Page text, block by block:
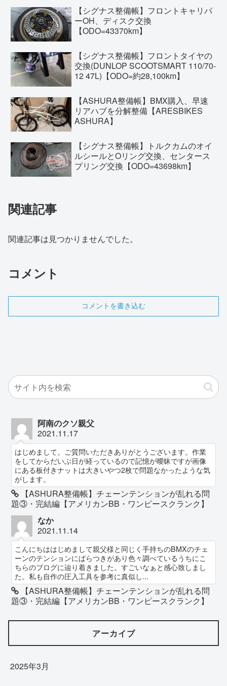
【シグナス整備帳】フロントキャリパ
ーOH、ディスク交換
【ODO=43370km】
【シグナス整備帳】フロントタイヤの
交換(DUNLOP SCOOTSMART 110/70-
12 47L)【ODO=約28,100km】
【ASHURA整備帳】BMX購入、早速
リアハブを分解整備【ARESBIKES
ASHURA】
【シグナス整備帳】トルクカムのオイ
ルシールとOリング交換、センタース
プリング交換【ODO=43698km】
関連記事
関連記事は見つかりませんでした。
コメント
コメントを書き込む
阿南のクソ親父
2021.11.17
はじめまして。ご質問いただきありがとうございます。作業
をしてからだいぶ日が経っているので記憶が曖昧ですが画像
にある板付きナットは大きいやつ2枚で問題なかったような気
がします。
【ASHURA整備帳】チェーンテンションが乱れる問
題③・完結編【アメリカンBB・ワンピースクランク】
なか
2021.11.14
こんにちははじめまして親父様と同じく手持ちのBMXのチェ
ーンのテンションにばらつきがあり色々調べているうちにこ
ちらのブログに辿り着きました。すごいなぁと感心致しまし
た。私も自作の圧入工具を参考に真似し...
【ASHURA整備帳】チェーンテンションが乱れる問
題③・完結編【アメリカンBB・ワンピースクランク】
アーカイブ
2025年3月